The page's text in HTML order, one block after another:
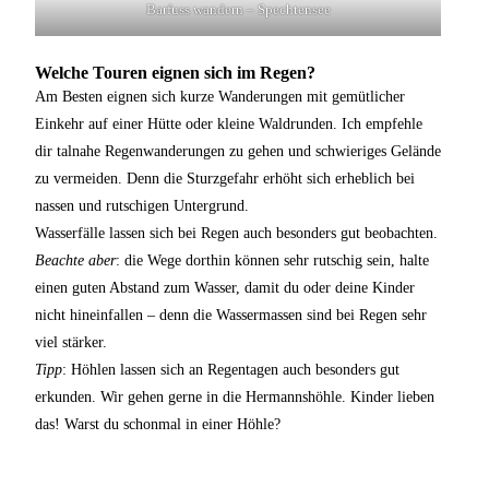
Barfuss wandern – Spechtensee
Welche Touren eignen sich im Regen?
Am Besten eignen sich kurze Wanderungen mit gemütlicher
Einkehr auf einer Hütte oder kleine Waldrunden. Ich empfehle
dir talnahe Regenwanderungen zu gehen und schwieriges Gelände
zu vermeiden. Denn die Sturzgefahr erhöht sich erheblich bei
nassen und rutschigen Untergrund.
Wasserfälle lassen sich bei Regen auch besonders gut beobachten.
Beachte aber: die Wege dorthin können sehr rutschig sein, halte
einen guten Abstand zum Wasser, damit du oder deine Kinder
nicht hineinfallen – denn die Wassermassen sind bei Regen sehr
viel stärker.
Tipp: Höhlen lassen sich an Regentagen auch besonders gut
erkunden. Wir gehen gerne in die Hermannshöhle. Kinder lieben
das! Warst du schonmal in einer Höhle?